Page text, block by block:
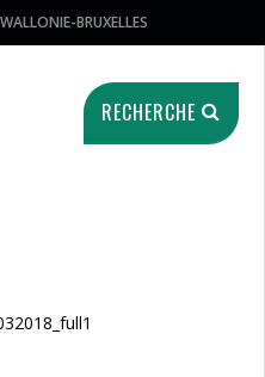
BRUXELLES
RECHERCHE